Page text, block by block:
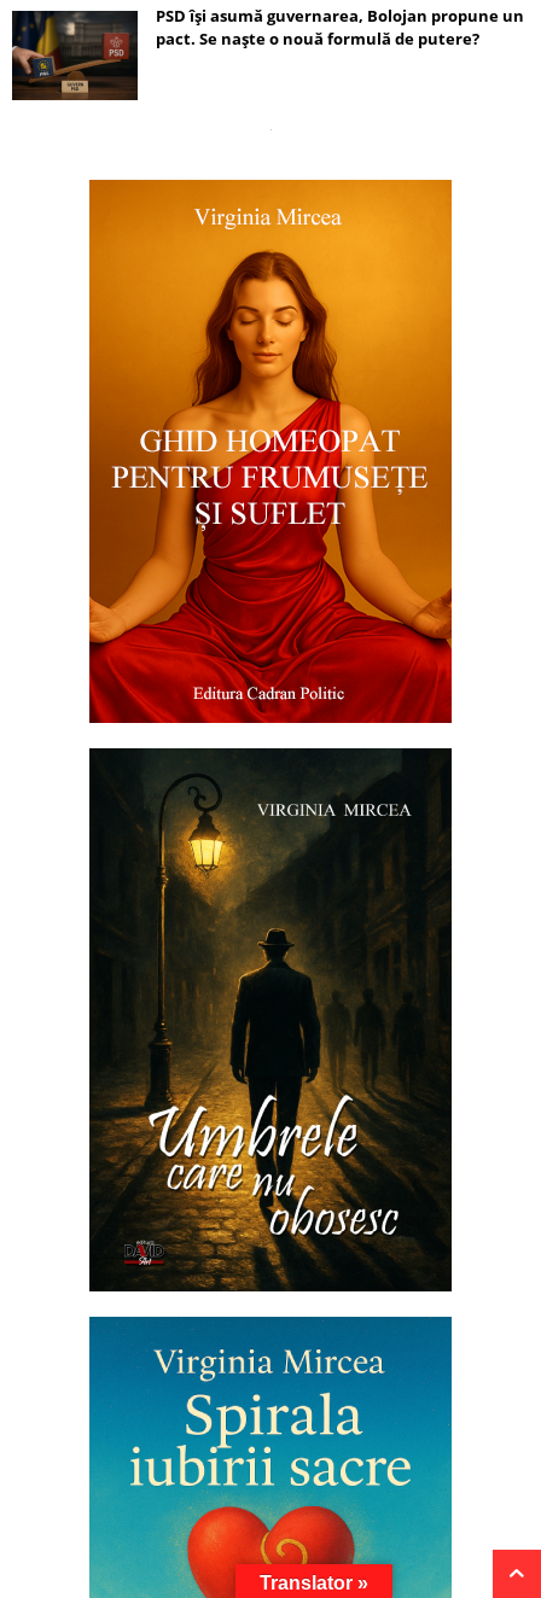
PSD își asumă guvernarea, Bolojan propune un
pact. Se naște o nouă formulă de putere?
Translator »